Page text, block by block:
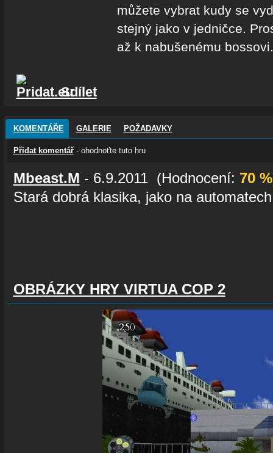
můžete vybrat kudy se
stejný jako v jedničce.
až k nabušenému bossovi.
Sdílet
KOMENTÁŘE GALERIE POŽADAVKY
Přidat komentář- ohodnoťte tuto hru
Mbeast.M - 6.9.2011 (Hodnocení: 70 %
Stará dobrá klasika, jako na
OBRÁZKY HRY VIRTUA COP 2